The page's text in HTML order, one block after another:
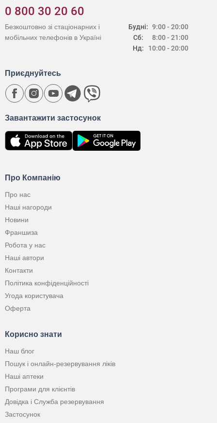
0 800 30 20 60
Будні:
Сб:
Нд:
9:00 - 20:00
8:00 - 21:00
10:00 - 20:00
Безкоштовно зі стаціонарних і
мобільних телефонів в Україні
Про Компанію
Про нас
Наші нагороди
Новини
Франшиза
Робота у нас
Наші автори
Контакти
Політика конфіденційності
Угода користувача
Оферта
Корисно знати
Наш блог
Пошук і онлайн-резервування ліків
Наші аптеки
Програми для клієнтів
Довідка і Служба резервування
Застосунок
Завантажити застосунок
Приєднуйтесь